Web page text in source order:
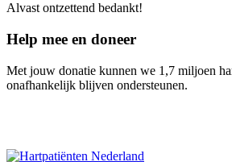
Alvast ontzettend bedankt!
Help mee en doneer
Met jouw donatie kunnen we 1,7 miljoen
onafhankelijk blijven ondersteunen.